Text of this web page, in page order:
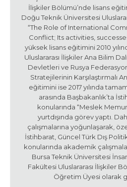
İlişkiler Bölümü’nde lisans
Doğu Teknik Üniversitesi
“The Role of International
Conflict; Its activities,
yüksek lisans eğitimini 2010
Uluslararası İlişkiler Ana Bilim
Devletleri ve Rusya
Stratejilerinin Karşılaştırmalı
eğitimini ise 2017 yılında
arasında Başbakanlık’ta
konularında “Meslek
yurtdışında görev yaptı.
çalışmalarına yoğunlaşarak,
İstihbarat, Güncel Türk Dış
konularında akademik
Bursa Teknik Üniversitesi
Fakültesi Uluslararası İlişkiler
Öğretim Üyesi olarak